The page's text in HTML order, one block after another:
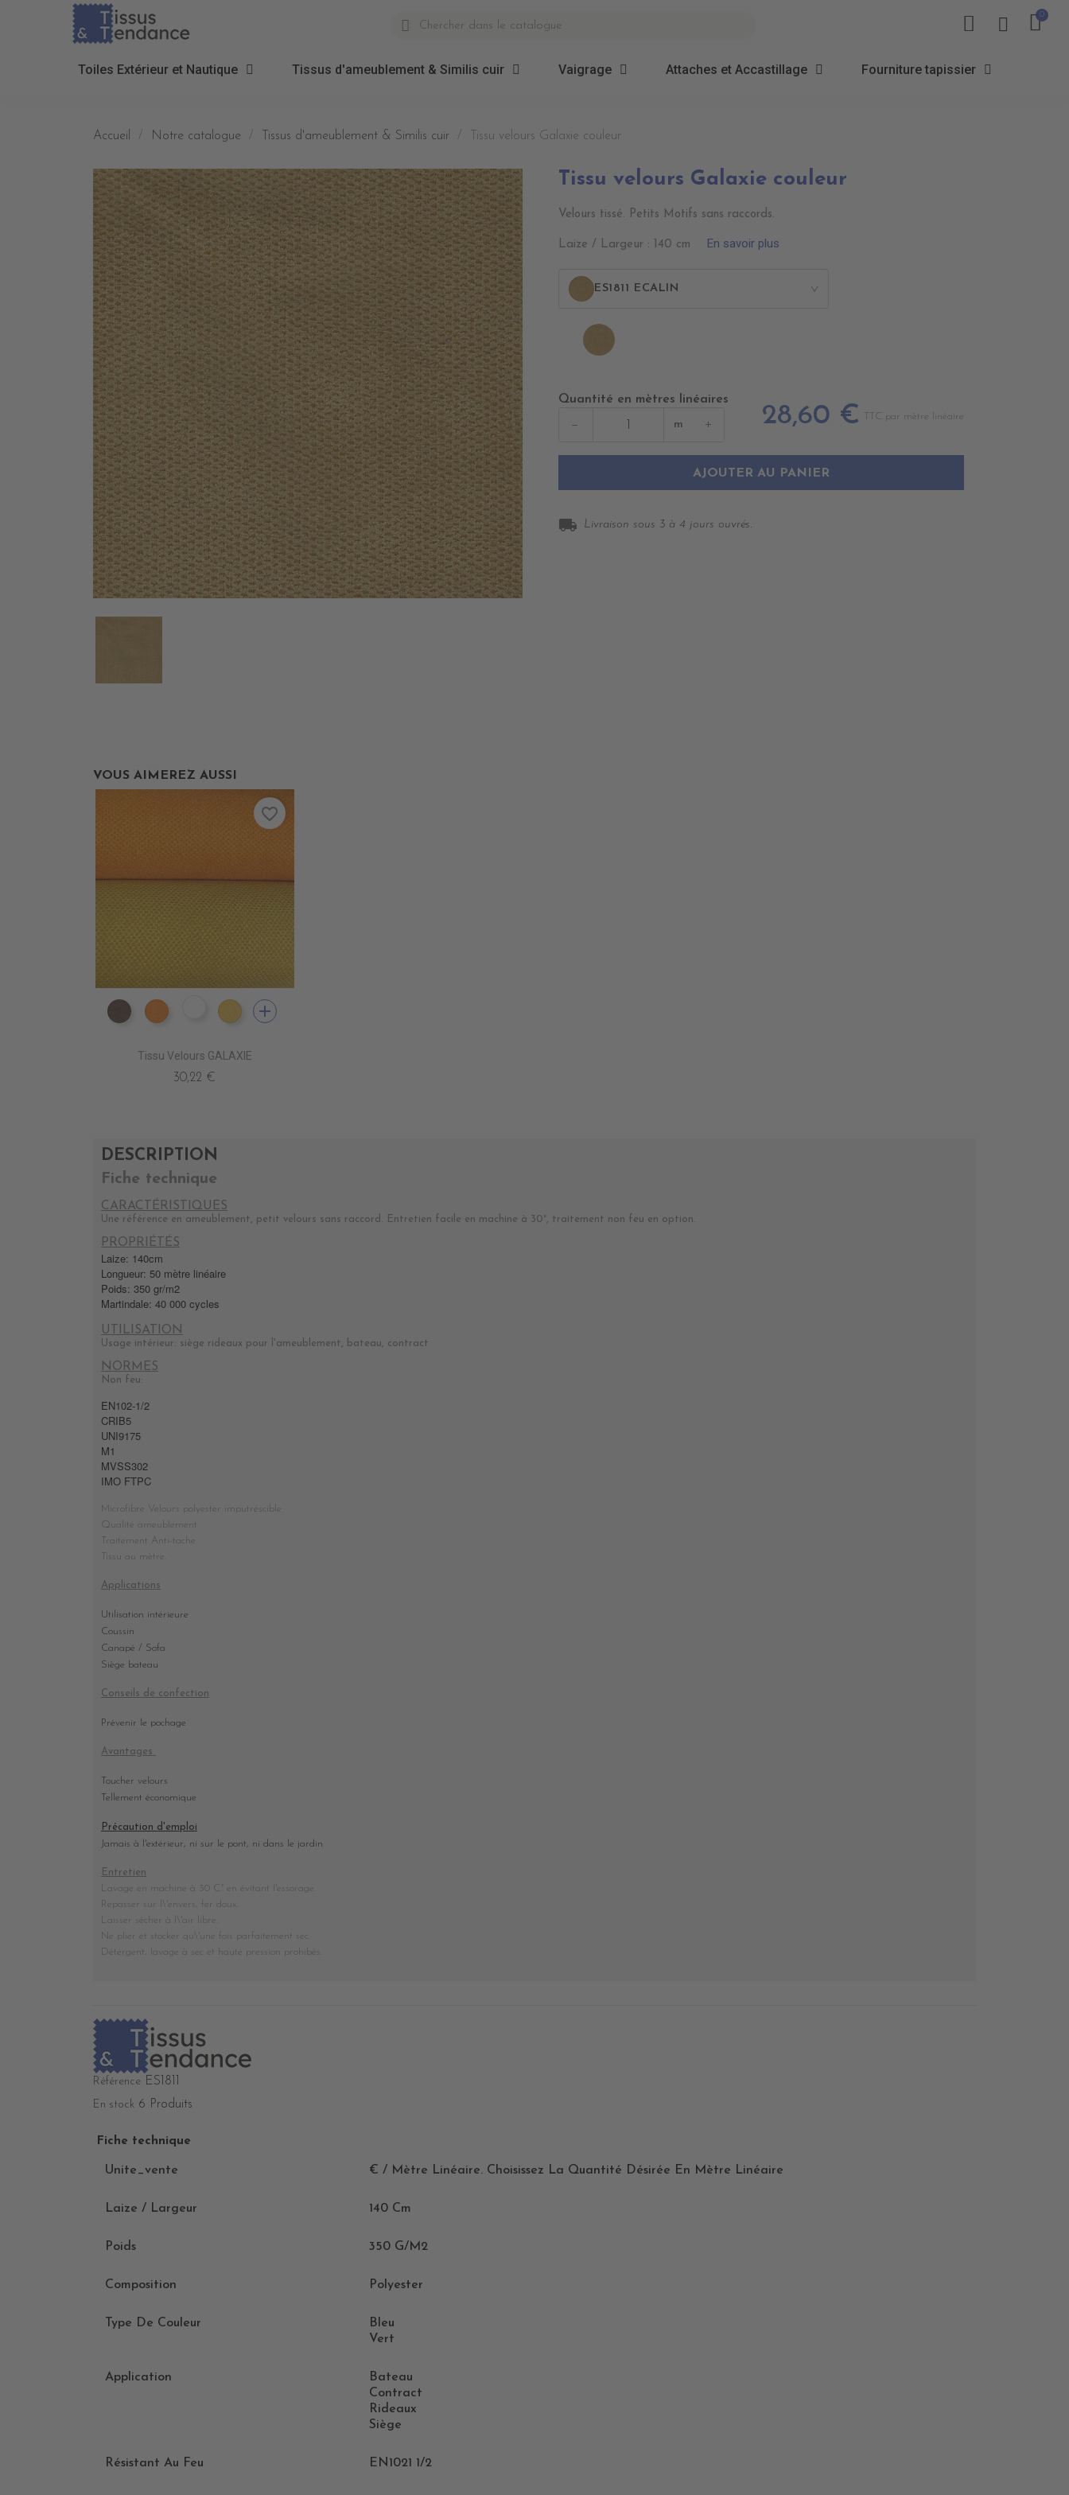
Toiles Extérieur et Nautique Tissus d'ameublement & Similis cuir Vaigrage Attaches et Accastillage Fourniture tapissier
Accueil Notre catalogue Tissus d'ameublement & Similis cuir Tissu velours Galaxie couleur
Tissu velours Galaxie couleur
Velours tissé. Petits Motifs sans raccords.
Laize / Largeur : 140 cm En savoir plus
ES1811 ECALIN >
ECALIN
Quantité en mètres linéaires
− m + 28,60 € TTC par mètre linéaire
AJOUTER AU PANIER
local_shipping Livraison sous 3 à 4 jours ouvrés.
VOUS AIMEREZ AUSSI
ES1802 MARRON
ES1804 ORANGEES1809 VIOLET epuisem
ES1824 JAUNE
add
Tissu Velours GALAXIE
30,22 €
favorite_border
DESCRIPTION
Fiche technique
CARACTÉRISTIQUES
Une référence en ameublement, petit velours sans raccord. Entretien facile en machine à 30°, traitement non feu en option.
PROPRIÉTÉS
Laize: 140cm
Longueur: 50 mètre linéaire
Poids: 350 gr/m2
Martindale: 40 000 cycles
UTILISATION
Usage intérieur: siège rideaux pour l'ameublement, bateau, contract
NORMES
Non feu:
EN102-1/2
CRIB5
UNI9175
M1
MVSS302
IMO FTPC
Microfibre Velours polyester imputréscible
Qualité ameublement
Traitement Anti-tache
Tissu au mètre.
Applications
Utilisation intérieure
Coussin
Canapé / Sofa
Siège bateau
Conseils de confection
Prévenir le pochage
Avantages
Toucher velours
Tellement économique
Précaution d'emploi
Jamais à l'extérieur, ni sur le pont, ni dans le jardin
Entretien
Lavage en machine à 30 C° en évitant l'essorage.
Repasser sur l\'envers, fer doux.
Laisser sécher à l\'air libre.
Ne plier et stocker
qu\'une fois parfaitement sec
Détergent, lavage à sec et haute pression prohibés
Référence ES1811
En stock 6 Produits
Fiche technique
Unite_vente € / Mètre Linéaire. Choisissez La Quantité Désirée En Mètre Linéaire
Laize / Largeur 140 Cm
Poids 350 G/m2
Composition Polyester
Type De Couleur
Bleu
Vert
Application
Bateau
Contract
Rideaux
Siège
Résistant Au Feu EN1021 1/2